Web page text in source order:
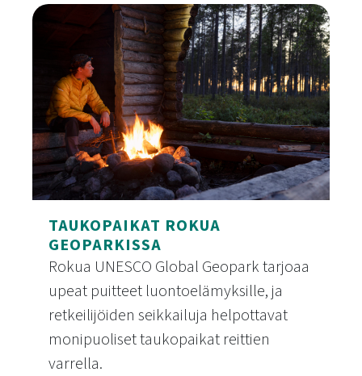
TAUKOPAIKAT ROKUA
GEOPARKISSA
Rokua UNESCO Global Geopark tarjoaa
upeat puitteet luontoelämyksille, ja
retkeilijöiden seikkailuja helpottavat
monipuoliset taukopaikat reittien
varrella.